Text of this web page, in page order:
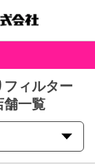
ィルター
舗一覧